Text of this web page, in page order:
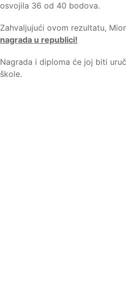
osvojila 36 od 40 bodova.
Zahvaljujući ovom rezultatu,
nagrada u republici!
Nagrada i diploma će joj biti
škole.